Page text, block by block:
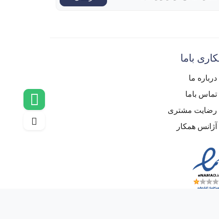
باما
درباره ما
تماس باما
رضایت مشتری
آژانس همکار